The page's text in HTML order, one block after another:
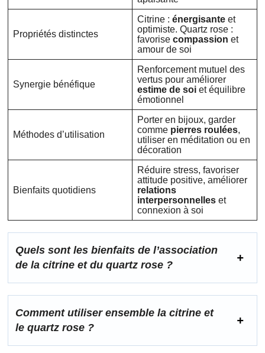
Propriétés distinctes
Citrine : énergisante et
optimiste. Quartz rose :
favorise compassion et
amour de soi
Synergie bénéfique
Renforcement mutuel des
vertus pour améliorer
estime de soi et équilibre
émotionnel
Méthodes d’utilisation
Porter en bijoux, garder
comme pierres roulées,
utiliser en méditation ou en
décoration
Bienfaits quotidiens
Réduire stress, favoriser
attitude positive, améliorer
relations
interpersonnelles et
connexion à soi
Quels sont les bienfaits de l’association
de la citrine et du quartz rose ?
Comment utiliser ensemble la citrine et
le quartz rose ?